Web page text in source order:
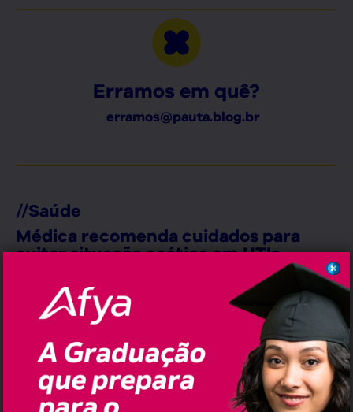
Erramos em quê?
erramos@pauta.blog.br
//Saúde
Médica recomenda cuidados para
evitar situação caótica em UTIs